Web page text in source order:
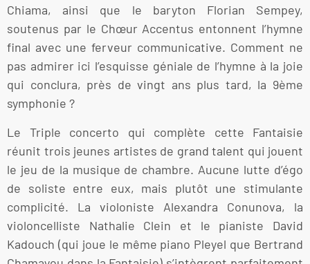
Chiama, ainsi que le baryton Florian Sempey,
soutenus par le Chœur Accentus entonnent l’hymne
final avec une ferveur communicative. Comment ne
pas admirer ici l’esquisse géniale de l’hymne à la joie
qui conclura, près de vingt ans plus tard, la 9ème
symphonie ?
Le Triple concerto qui complète cette Fantaisie
réunit trois jeunes artistes de grand talent qui jouent
le jeu de la musique de chambre. Aucune lutte d’égo
de soliste entre eux, mais plutôt une stimulante
complicité. La violoniste Alexandra Conunova, la
violoncelliste Nathalie Clein et le pianiste David
Kadouch (qui joue le même piano Pleyel que Bertrand